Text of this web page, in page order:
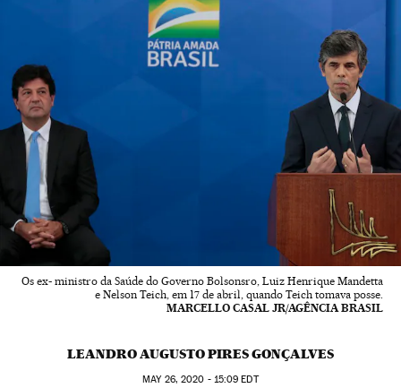
Os ex- ministro da Saúde do Governo Bolsonsro, Luiz Henrique Mandetta
e Nelson Teich, em 17 de abril, quando Teich tomava posse.
MARCELLO CASAL JR/AGÊNCIA BRASIL
LEANDRO AUGUSTO PIRES GONÇALVES
MAY26, 2020 - 15:09 EDT